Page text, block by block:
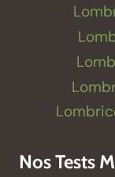
Nos Tests